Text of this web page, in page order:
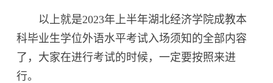
以上就是2023年上半年湖北经济学院成教本
科毕业生学位外语水平考试入场须知的全部内容
了，大家在进行考试的时候，一定要按照来进
行。